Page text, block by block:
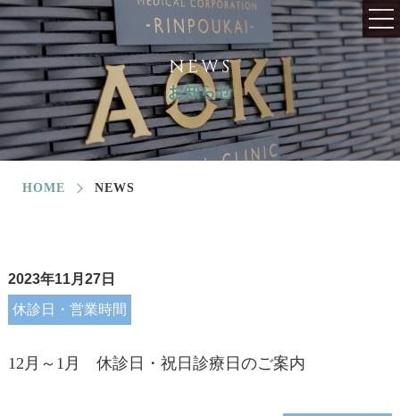
NEWS
お知らせ
HOME NEWS
2023年11月27日
休診日・営業時間
12月～1月 休診日・祝日診療日のご案内